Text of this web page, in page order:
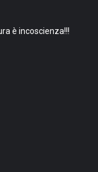
è incoscienza!!!